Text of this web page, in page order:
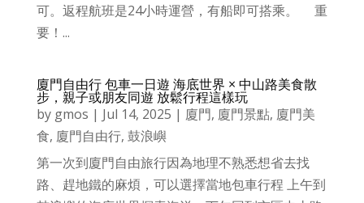
可。返程航班是24小時運營，有船即可搭乘。 重
要！...
廈門自由行 包車一日遊 海底世界 × 中山路美食散
步，親子或朋友同遊 放鬆行程這樣玩
by gmos | Jul 14, 2025 | 廈門, 廈門景點, 廈門美
食, 廈門自由行, 鼓浪嶼
第一次到廈門自由旅行因為地理不熟悉想省去找
路、趕地鐵的麻煩，可以選擇當地包車行程 上午到